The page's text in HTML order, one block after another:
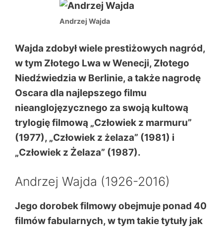
Andrzej Wajda
Wajda zdobył wiele prestiżowych nagród,
w tym Złotego Lwa w Wenecji, Złotego
Niedźwiedzia w Berlinie, a także nagrodę
Oscara dla najlepszego filmu
nieanglojęzycznego za swoją kultową
trylogię filmową „Człowiek z marmuru”
(1977), „Człowiek z żelaza” (1981) i
„Człowiek z Żelaza” (1987).
Andrzej Wajda (1926-2016)
Jego dorobek filmowy obejmuje ponad 40
filmów fabularnych, w tym takie tytuły jak